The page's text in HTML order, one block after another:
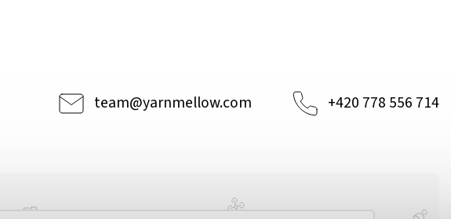
team@yarnmellow.com +420 778 556 714